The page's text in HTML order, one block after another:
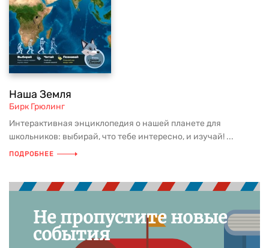
Наша Земля
Бирк Грюлинг
Интерактивная энциклопедия о нашей планете для
школьников: выбирай, что тебе интересно, и изучай! ...
ПОДРОБНЕЕ
Не пропустите новые
события